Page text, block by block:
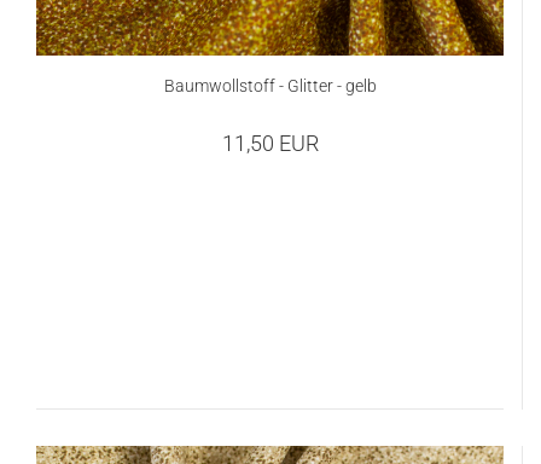
Baumwollstoff - Glitter - gelb
11,50 EUR